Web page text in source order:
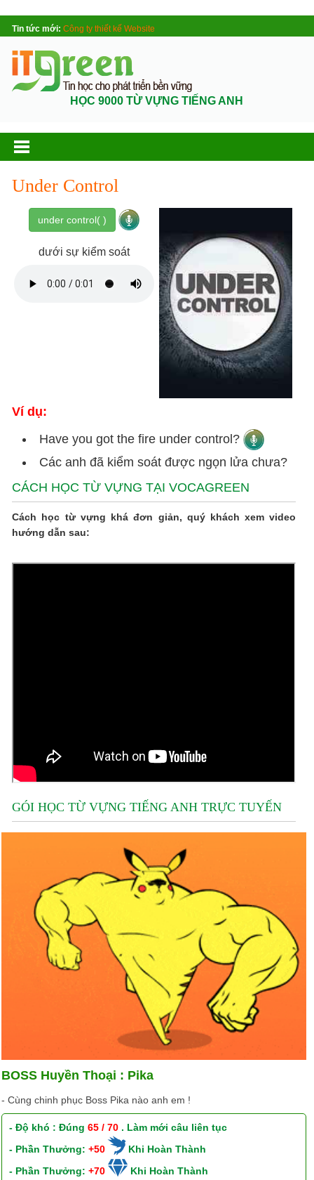
Tin tức mới: Công ty thiết kế Website
HỌC 9000 TỪ VỰNG TIẾNG ANH
Under Control
under control( )
dưới sự kiểm soát
Ví dụ:
Have you got the fire under control?
Các anh đã kiểm soát được ngọn lửa chưa?
CÁCH HỌC TỪ VỰNG TẠI VOCAGREEN
Cách học từ vựng khá đơn giản, quý khách xem video
hướng dẫn sau:
GÓI HỌC TỪ VỰNG TIẾNG ANH TRỰC TUYẾN
BOSS Huyền Thoại : Pika
- Cùng chinh phục Boss Pika nào anh em !
- Độ khó : Đúng65 / 70 . Làm mới câu liên tục
- Phần Thưởng:+50
Khi Hoàn Thành
- Phần Thưởng:+70
Khi Hoàn Thành